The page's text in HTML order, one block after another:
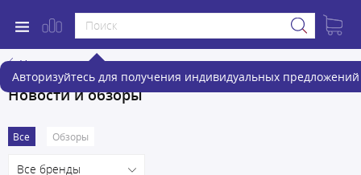
Авторизуйтесь для получения индивидуальных предложений
Назад
Новости и обзоры
Все Обзоры
Все бренды